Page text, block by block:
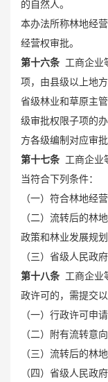
的自然人。
本办法所称林地经
经营权审批。
第十六条 工商企业
项，由县级以上地
省级林业和草原主
级审批权限子项的
方各级编制对应审
第十七条 工商企业
当符合下列条件：
（一）符合林地经
（二）流转后的林
政策和林业发展规划
（三）省级人民政
第十八条 工商企业
政许可的，需提交以
（一）行政许可申请
（二）附有流转意
（三）流转后的林
（四）省级人民政